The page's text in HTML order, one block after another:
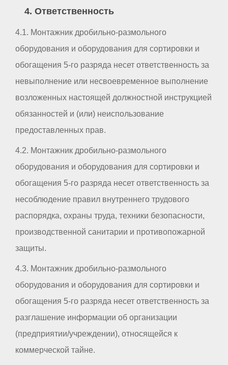
4. Ответственность
4.1. Монтажник дробильно-размольного
оборудования и оборудования для сортировки и
обогащения 5-го разряда несет ответственность за
невыполнение или несвоевременное выполнение
возложенных настоящей должностной инструкцией
обязанностей и (или) неиспользование
предоставленных прав.
4.2. Монтажник дробильно-размольного
оборудования и оборудования для сортировки и
обогащения 5-го разряда несет ответственность за
несоблюдение правил внутреннего трудового
распорядка, охраны труда, техники безопасности,
производственной санитарии и противопожарной
защиты.
4.3. Монтажник дробильно-размольного
оборудования и оборудования для сортировки и
обогащения 5-го разряда несет ответственность за
разглашение информации об организации
(предприятии/учреждении), относящейся к
коммерческой тайне.